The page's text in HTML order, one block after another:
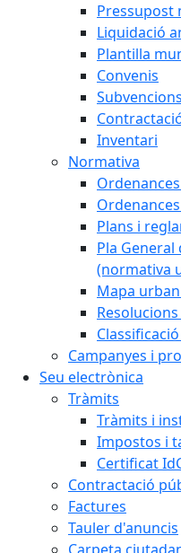
Pressupost
Liquidació
Plantilla
Convenis
Subvencions
Inventari
Normativa
Plans i
Pla
(normativa
Mapa
Campanyes i
Seu electrònica
Tràmits
Tràmits i
Impostos i
Certificat
Contractació
Factures
Tauler d'anuncis